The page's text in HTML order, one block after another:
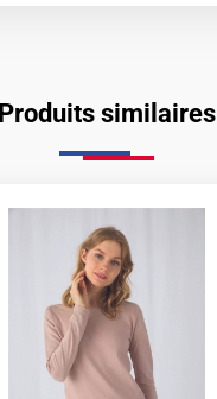
Produits similaires